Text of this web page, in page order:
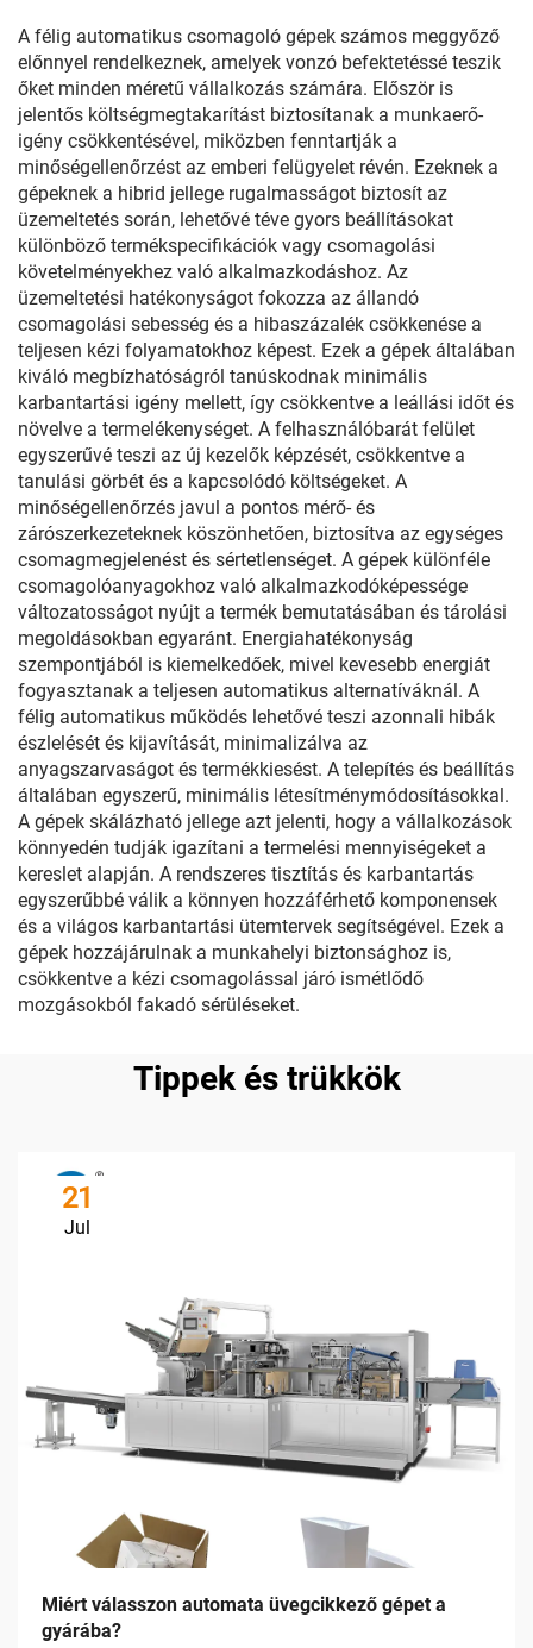
A félig automatikus csomagoló gépek számos meggyőző
előnnyel rendelkeznek, amelyek vonzó befektetéssé teszik
őket minden méretű vállalkozás számára. Először is
jelentős költségmegtakarítást biztosítanak a munkaerő-
igény csökkentésével, miközben fenntartják a
minőségellenőrzést az emberi felügyelet révén. Ezeknek a
gépeknek a hibrid jellege rugalmasságot biztosít az
üzemeltetés során, lehetővé téve gyors beállításokat
különböző termékspecifikációk vagy csomagolási
követelményekhez való alkalmazkodáshoz. Az
üzemeltetési hatékonyságot fokozza az állandó
csomagolási sebesség és a hibaszázalék csökkenése a
teljesen kézi folyamatokhoz képest. Ezek a gépek általában
kiváló megbízhatóságról tanúskodnak minimális
karbantartási igény mellett, így csökkentve a leállási időt és
növelve a termelékenységet. A felhasználóbarát felület
egyszerűvé teszi az új kezelők képzését, csökkentve a
tanulási görbét és a kapcsolódó költségeket. A
minőségellenőrzés javul a pontos mérő- és
zárószerkezeteknek köszönhetően, biztosítva az egységes
csomagmegjelenést és sértetlenséget. A gépek különféle
csomagolóanyagokhoz való alkalmazkodóképessége
változatosságot nyújt a termék bemutatásában és tárolási
megoldásokban egyaránt. Energiahatékonyság
szempontjából is kiemelkedőek, mivel kevesebb energiát
fogyasztanak a teljesen automatikus alternatíváknál. A
félig automatikus működés lehetővé teszi azonnali hibák
észlelését és kijavítását, minimalizálva az
anyagszarvaságot és termékkiesést. A telepítés és beállítás
általában egyszerű, minimális létesítménymódosításokkal.
A gépek skálázható jellege azt jelenti, hogy a vállalkozások
könnyedén tudják igazítani a termelési mennyiségeket a
kereslet alapján. A rendszeres tisztítás és karbantartás
egyszerűbbé válik a könnyen hozzáférhető komponensek
és a világos karbantartási ütemtervek segítségével. Ezek a
gépek hozzájárulnak a munkahelyi biztonsághoz is,
csökkentve a kézi csomagolással járó ismétlődő
mozgásokból fakadó sérüléseket.
Tippek és trükkök
21
Jul
Miért válasszon automata üvegcikkező gépet a
gyárába?